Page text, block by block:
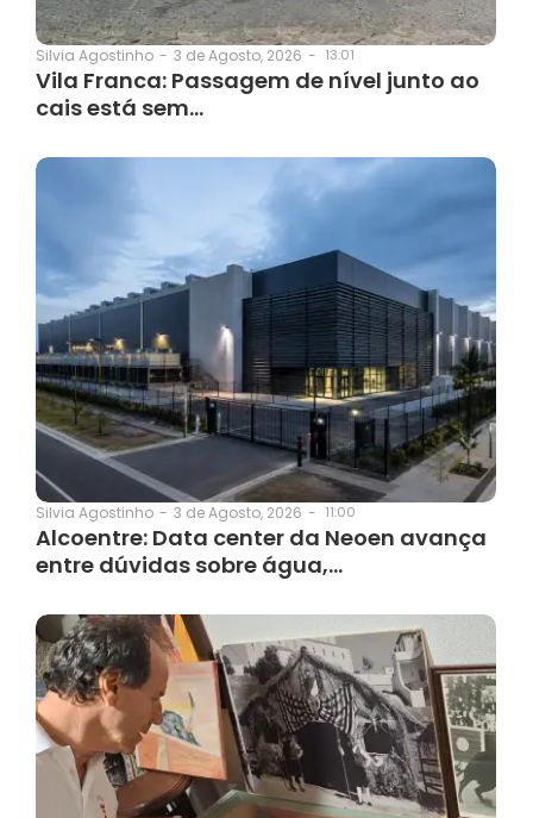
Silvia Agostinho - 3 de Agosto, 2026 - 13:01
Vila Franca: Passagem de nível junto ao
cais está sem…
Silvia Agostinho - 3 de Agosto, 2026 - 11:00
Alcoentre: Data center da Neoen avança
entre dúvidas sobre água,…